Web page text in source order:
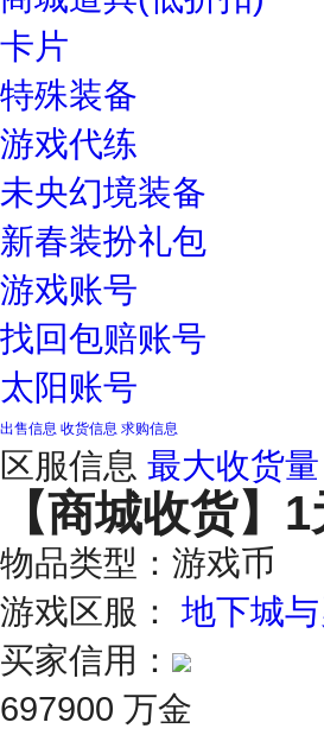
卡片
特殊装备
游戏代练
未央幻境装备
新春装扮礼包
游戏账号
找回包赔账号
太阳账号
出售信息 收货信息 求购信息
区服信息 最大收货量
【商城收货】 1
物品类型：游戏币
游戏区服： 地下城
买家信用：
697900 万金